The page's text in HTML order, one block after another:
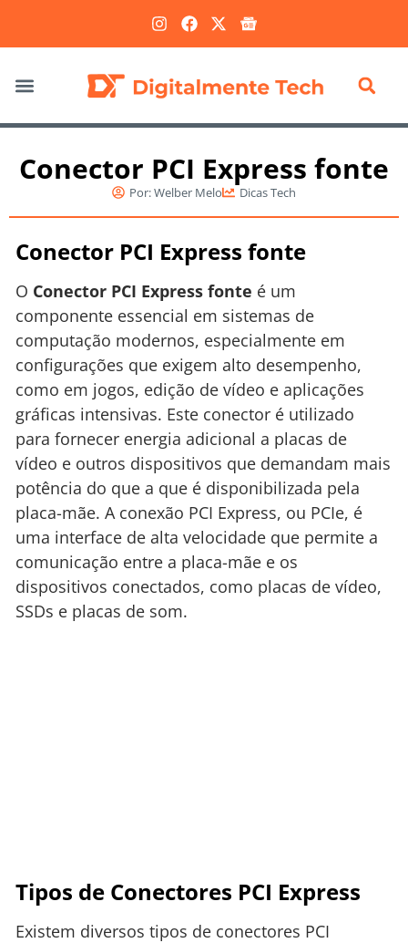
Conector PCI Express fonte
Por:Welber Melo Dicas Tech
Conector PCI Express fonte
O Conector PCI Express fonte é um
componente essencial em sistemas de
computação modernos, especialmente em
configurações que exigem alto desempenho,
como em jogos, edição de vídeo e aplicações
gráficas intensivas. Este conector é utilizado
para fornecer energia adicional a placas de
vídeo e outros dispositivos que demandam mais
potência do que a que é disponibilizada pela
placa-mãe. A conexão PCI Express, ou PCIe, é
uma interface de alta velocidade que permite a
comunicação entre a placa-mãe e os
dispositivos conectados, como placas de vídeo,
SSDs e placas de som.
Tipos de Conectores PCI Express
Existem diversos tipos de conectores PCI